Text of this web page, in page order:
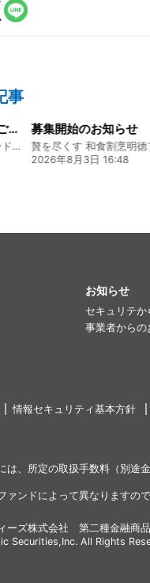
事
令和8年熊本地震に関するご報告
熊本 あか牛「延寿牛」ファンド2026
募集開始のお知らせ
贅を尽くす 和食割烹明徳
2026年8月3日 16:48
お知らせ
セキュリテ
事業者からの
情報セキュリティ基本方針
は、所定の取扱手数料（別途
ァンドによって異なりますの
ーズ株式会社 第二種金融商
Securities,Inc. All Rights